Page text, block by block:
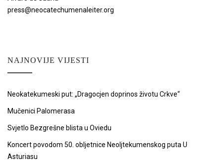
press@neocatechumenaleiter.org
NAJNOVIJE VIJESTI
Neokatekumeski put: „Dragocjen doprinos životu Crkve“
Mučenici Palomerasa
Svjetlo Bezgrešne blista u Oviedu
Koncert povodom 50. obljetnice Neoljtekumenskog puta U
Asturiasu